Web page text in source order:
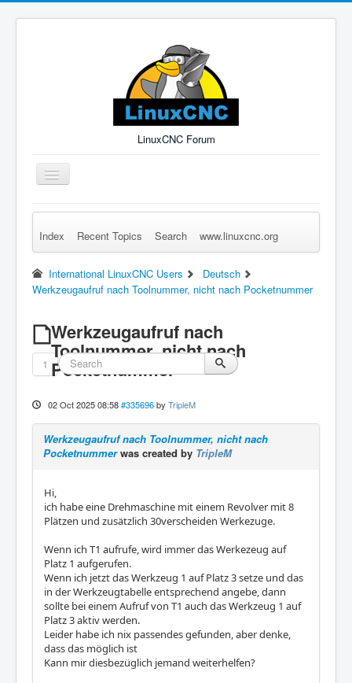
LinuxCNC Forum
Toggle
Navigation
Remember Me Log in Forgot Login? Sign up
Index Recent Topics Search www.linuxcnc.org
International LinuxCNC Users
Deutsch
Werkzeugaufruf nach Toolnummer, nicht nach Pocketnummer
Werkzeugaufruf nach
Toolnummer, nicht nach
Pocketnummer
1
02 Oct 2025 08:58 #335696 by TripleM
Werkzeugaufruf nach Toolnummer, nicht nach
Pocketnummerwas created by TripleM
Hi,
ich habe eine Drehmaschine mit einem Revolver mit 8
Plätzen und zusätzlich 30verscheiden Werkezuge.
Wenn ich T1 aufrufe, wird immer das Werkezeug auf
Platz 1 aufgerufen.
Wenn ich jetzt das Werkzeug 1 auf Platz 3 setze und das
in der Werkzeugtabelle entsprechend angebe, dann
sollte bei einem Aufruf von T1 auch das Werkzeug 1 auf
Platz 3 aktiv werden.
Leider habe ich nix passendes gefunden, aber denke,
dass das möglich ist
Kann mir diesbezüglich jemand weiterhelfen?